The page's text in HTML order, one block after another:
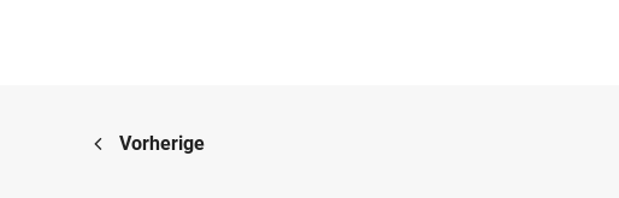
Vorherige